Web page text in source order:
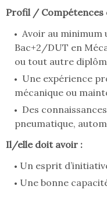
Profil / Compétences
Avoir au minimum
Bac+2/DUT en
ou tout autre
Une expérience
mécanique ou
Des
pneumatique,
Il/elle doit avoir :
Un esprit
Une bonne